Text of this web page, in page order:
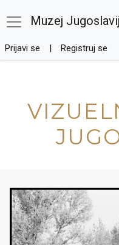
Muzej
Prijavi se Registruj se